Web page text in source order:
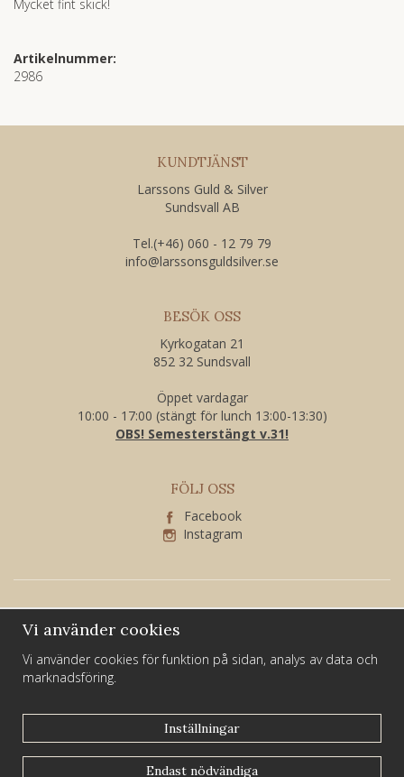
Mycket fint skick!
Artikelnummer:
2986
KUNDTJÄNST
Larssons Guld & Silver
Sundsvall AB
Tel.(+46) 060 - 12 79 79
​info@larssonsguldsilver.se
BESÖK OSS
Kyrkogatan 21
852 32 Sundsvall
Öppet vardagar
10:00 - 17:00 (stängt för lunch 13:00-13:30)
OBS! Semesterstängt v.31!
FÖLJ OSS
Facebook
Instagram
Sundsvall i över 40 år.
Du hittar oss på Kyrkogatan 21 i centrala Sundsvall.
Vi använder cookies
Vi använder cookies för funktion på sidan, analys av data och
marknadsföring.
Inställningar
Endast nödvändiga